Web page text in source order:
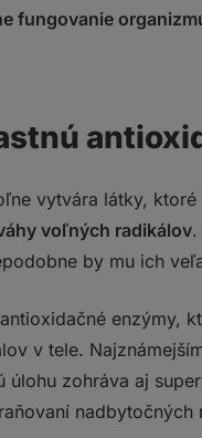
fungovanie
vytvára látky,
voľných radikálov.
by mu ich
enzýmy,
v tele.
úlohu zohráva aj